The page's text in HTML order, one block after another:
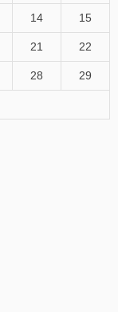
14 15
21 22
28 29